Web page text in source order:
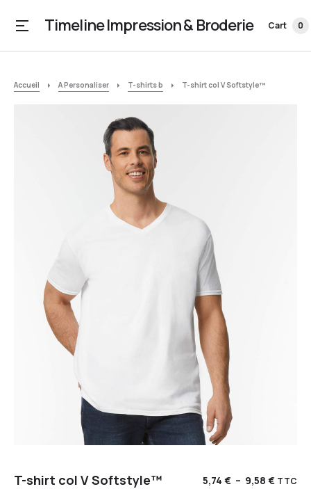
Timeline Impression & Broderie Cart 0
Accueil A Personaliser T-shirts b T-shirt col V Softstyle™
T-shirt col V Softstyle™ 5,74 € – 9,58 € TTC